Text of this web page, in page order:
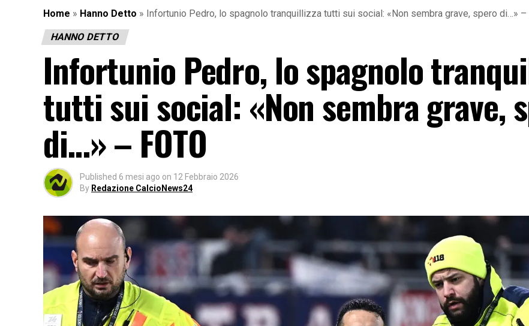
Home » Hanno Detto » Infortunio Pedro, lo spagnolo tranquillizza tutti sui social: «Non sembra grave, spero di…» –
HANNO DETTO
Infortunio Pedro, lo spagnolo
tutti sui social: «Non sembra grave,
di…» – FOTO
Published 6 mesi ago on 12 Febbraio 2026
By Redazione CalcioNews24